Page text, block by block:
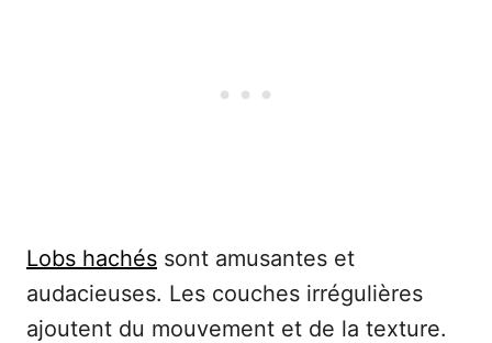
Lobs hachés sont amusantes et
audacieuses. Les couches irrégulières
ajoutent du mouvement et de la texture.